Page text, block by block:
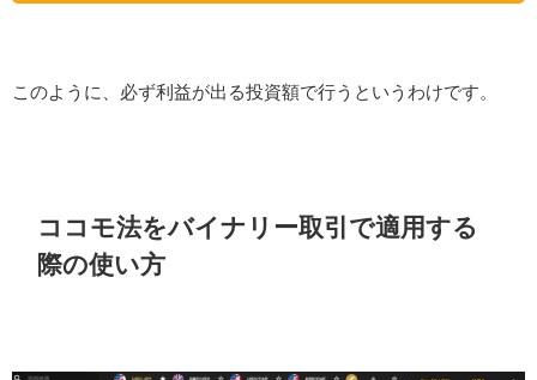
このように、必ず利益が出る投資額で行うというわけです。
ココモ法をバイナリー取引で適用する
際の使い方